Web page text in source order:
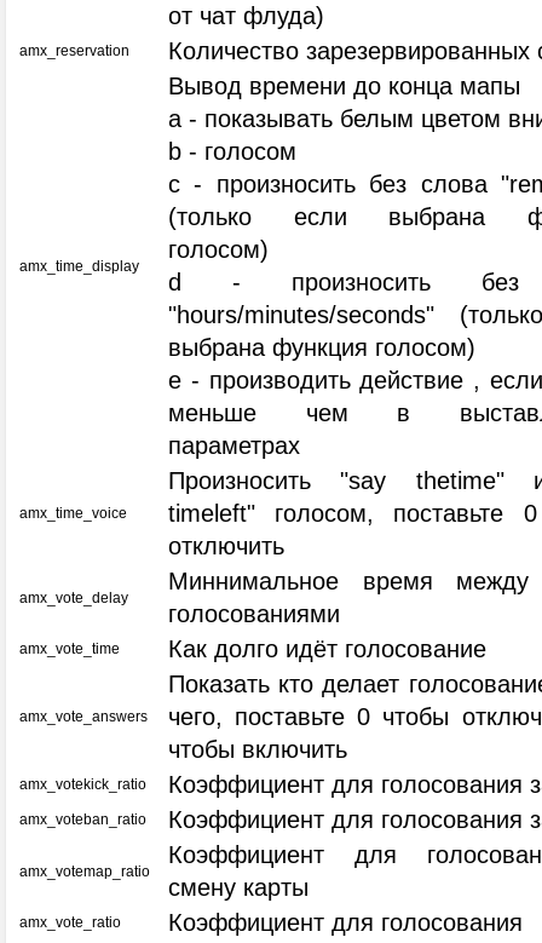
от чат флуда)
amx_reservation Количество зарезервированных
amx_time_display
Вывод времени до конца мапы
a - показывать белым цветом
b - голосом
c - произносить без слова
(только если выбрана
голосом)
d - произносить без
"hours/minutes/seconds"
выбрана функция голосом)
e - производить действие ,
меньше чем в
параметрах
amx_time_voice
Произносить "say thetime"
timeleft" голосом, поставьте
отключить
amx_vote_delay
Миннимальное время между
голосованиями
amx_vote_time Как долго идёт голосование
amx_vote_answers
Показать кто делает
чего, поставьте 0 чтобы
чтобы включить
amx_votekick_ratio Коэффициент для голосования
amx_voteban_ratio Коэффициент для голосования
amx_votemap_ratio
Коэффициент для
смену карты
amx_vote_ratio Коэффициент для голосования